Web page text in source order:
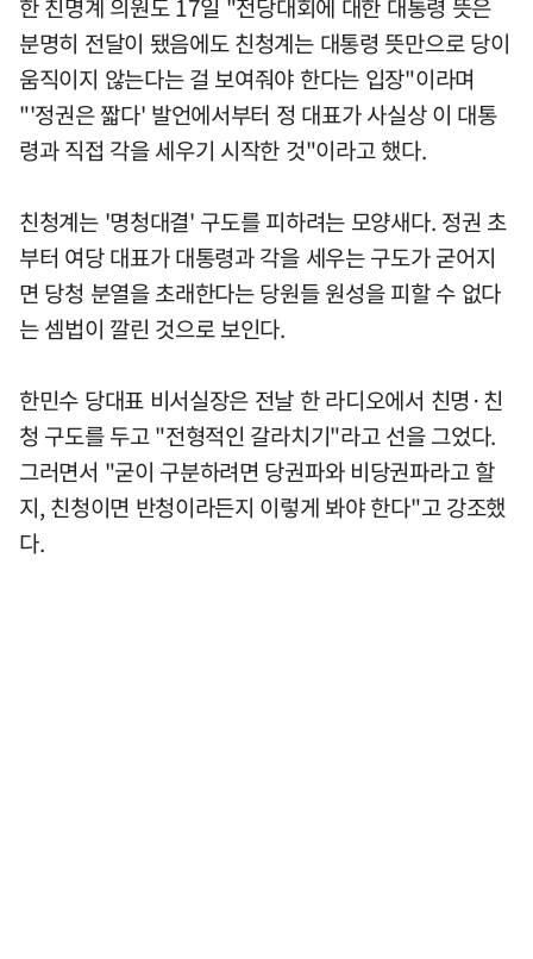
한 친명계 의원도 17일 "전당대회에 대한 대통령 뜻은
분명히 전달이 됐음에도 친청계는 대통령 뜻만으로 당이
움직이지 않는다는 걸 보여줘야 한다는 입장"이라며
"'정권은 짧다' 발언에서부터 정 대표가 사실상 이 대통
령과 직접 각을 세우기 시작한 것"이라고 했다.
친청계는 '명청대결' 구도를 피하려는 모양새다. 정권 초
부터 여당 대표가 대통령과 각을 세우는 구도가 굳어지
면 당청 분열을 초래한다는 당원들 원성을 피할 수 없다
는 셈법이 깔린 것으로 보인다.
한민수 당대표 비서실장은 전날 한 라디오에서 친명·친
청 구도를 두고 "전형적인 갈라치기"라고 선을 그었다.
그러면서 "굳이 구분하려면 당권파와 비당권파라고 할
지, 친청이면 반청이라든지 이렇게 봐야 한다"고 강조했
다.